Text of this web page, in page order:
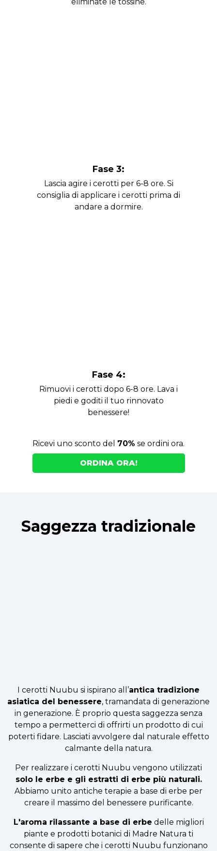
Fase 3:
Lascia agire i cerotti per 6-8 ore. Si
consiglia di applicare i cerotti prima di
andare a dormire.
Fase 4:
Rimuovi i cerotti dopo 6-8 ore. Lava i
piedi e goditi il tuo rinnovato
benessere!
Ricevi uno sconto del 70% se ordini ora.
ORDINA ORA!
Saggezza tradizionale
I cerotti Nuubu si ispirano all’antica tradizione
asiatica del benessere, tramandata di generazione
in generazione. È proprio questa saggezza senza
tempo a permetterci di offrirti un prodotto di cui
poterti fidare. Lasciati avvolgere dal naturale effetto
calmante della natura.
Per realizzare i cerotti Nuubu vengono utilizzati
solo le erbe e gli estratti di erbe più naturali.
Abbiamo unito antiche terapie a base di erbe per
creare il massimo del benessere purificante.
L'aroma rilassante a base di erbe delle migliori
piante e prodotti botanici di Madre Natura ti
consente di sapere che i cerotti Nuubu funzionano